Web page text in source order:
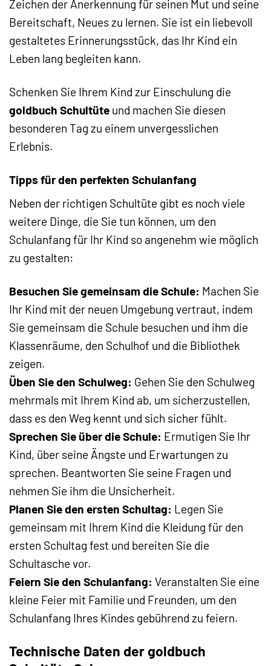
Zeichen der Anerkennung für seinen Mut und seine
Bereitschaft, Neues zu lernen. Sie ist ein liebevoll
gestaltetes Erinnerungsstück, das Ihr Kind ein
Leben lang begleiten kann.
Schenken Sie Ihrem Kind zur Einschulung die
goldbuch Schultüte und machen Sie diesen
besonderen Tag zu einem unvergesslichen
Erlebnis.
Tipps für den perfekten Schulanfang
Neben der richtigen Schultüte gibt es noch viele
weitere Dinge, die Sie tun können, um den
Schulanfang für Ihr Kind so angenehm wie möglich
zu gestalten:
Besuchen Sie gemeinsam die Schule: Machen Sie
Ihr Kind mit der neuen Umgebung vertraut, indem
Sie gemeinsam die Schule besuchen und ihm die
Klassenräume, den Schulhof und die Bibliothek
zeigen.
Üben Sie den Schulweg: Gehen Sie den Schulweg
mehrmals mit Ihrem Kind ab, um sicherzustellen,
dass es den Weg kennt und sich sicher fühlt.
Sprechen Sie über die Schule: Ermutigen Sie Ihr
Kind, über seine Ängste und Erwartungen zu
sprechen. Beantworten Sie seine Fragen und
nehmen Sie ihm die Unsicherheit.
Planen Sie den ersten Schultag: Legen Sie
gemeinsam mit Ihrem Kind die Kleidung für den
ersten Schultag fest und bereiten Sie die
Schultasche vor.
Feiern Sie den Schulanfang: Veranstalten Sie eine
kleine Feier mit Familie und Freunden, um den
Schulanfang Ihres Kindes gebührend zu feiern.
Technische Daten der goldbuch